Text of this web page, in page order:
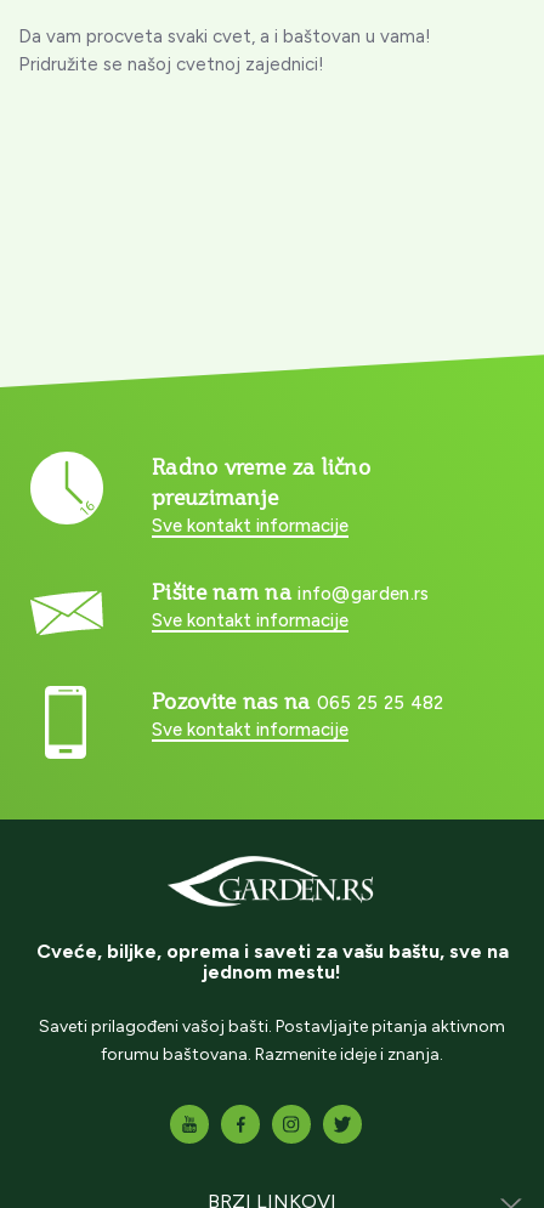
Da vam procveta svaki cvet, a i baštovan u vama!
Pridružite se našoj cvetnoj zajednici!
Radno vreme za lično
preuzimanje
Sve kontakt informacije
Pišite nam nainfo@garden.rs
Sve kontakt informacije
Pozovite nas na 065 25 25 482
Sve kontakt informacije
Cveće, biljke, oprema i saveti za vašu baštu, sve na
jednom mestu!
Saveti prilagođeni vašoj bašti. Postavljajte pitanja aktivnom
forumu baštovana. Razmenite ideje i znanja.
BRZI LINKOVI